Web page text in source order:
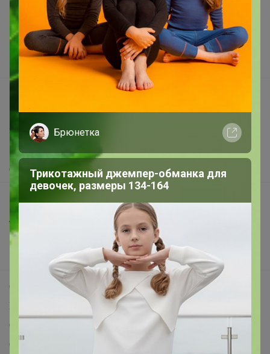
Подарочные сертификаты
Реклама на сайте
Поставщикам
Вакансии
Написать в поддержку
Защита покупателя
Помощь
О нас
Все предложения
Анонсы
Новости
Поддержка альпак
Самое выгодное
Хиты продаж
Самое желанное
Самое быстрое
Брюнетка
Трикотажный джемпер-обманка для
девочек, размеры 134-164